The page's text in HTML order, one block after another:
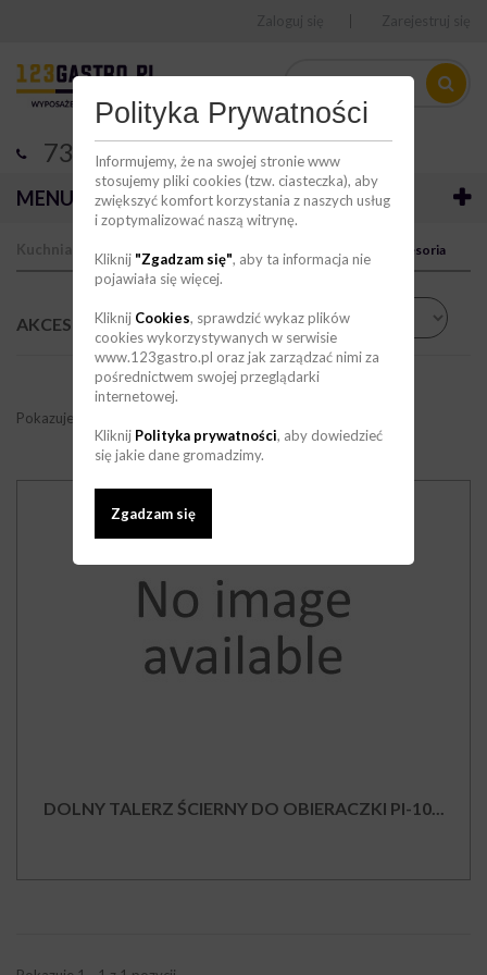
Polityka Prywatności
Informujemy, że na swojej stronie www
stosujemy pliki cookies (tzw. ciasteczka), aby
zwiększyć komfort korzystania z naszych usług
i zoptymalizować naszą witrynę.
Kliknij "Zgadzam się", aby ta informacja nie
pojawiała się więcej.
Kliknij Cookies, sprawdzić wykaz plików
cookies wykorzystywanych w serwisie
www.123gastro.pl oraz jak zarządzać nimi za
pośrednictwem swojej przeglądarki
internetowej.
Kliknij Polityka prywatności, aby dowiedzieć
się jakie dane gromadzimy.
Zgadzam się
736 123 123
MENU
Akcesoria
AKCESORIA(1) Sortuj wg
Pokazuje 1 - 1 z 1 pozycji
DOLNY TALERZ ŚCIERNY DO OBIERACZKI PI-10...